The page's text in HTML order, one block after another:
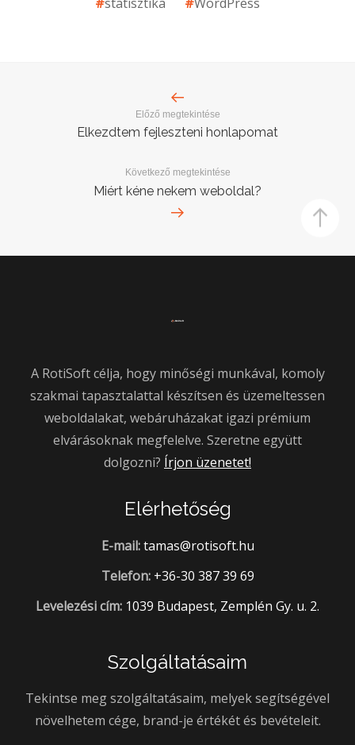
Előző megtekintése
Elkezdtem fejleszteni honlapomat
Következő megtekintése
Miért kéne nekem weboldal?
A RotiSoft célja, hogy minőségi munkával, komoly
szakmai tapasztalattal készítsen és üzemeltessen
weboldalakat, webáruházakat igazi prémium
elvárásoknak megfelelve. Szeretne együtt
dolgozni? Írjon üzenetet!
Elérhetőség
E-mail: tamas@rotisoft.hu
Telefon: +36-30 387 39 69
Levelezési cím: 1039 Budapest, Zemplén Gy. u. 2.
Szolgáltatásaim
Tekintse meg szolgáltatásaim, melyek segítségével
növelhetem cége, brand-je értékét és bevételeit.